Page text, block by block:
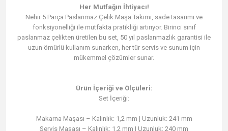
Her Mutfağın İhtiyacı!
Nehir 5 Parça Paslanmaz Çelik Maşa Takımı, sade tasarımı ve
fonksiyonelliği ile mutfakta pratikliği artırıyor. Birinci sınıf
paslanmaz çelikten üretilen bu set, 50 yıl paslanmazlık garantisi ile
uzun ömürlü kullanım sunarken, her tür servis ve sunum için
mükemmel çözümler sunar.
Ürün İçeriği ve Ölçüleri:
Set İçeriği:
Makarna Maşası – Kalınlık: 1,2 mm | Uzunluk: 241 mm
Servis Maşası – Kalınlık: 1,2 mm | Uzunluk: 240 mm